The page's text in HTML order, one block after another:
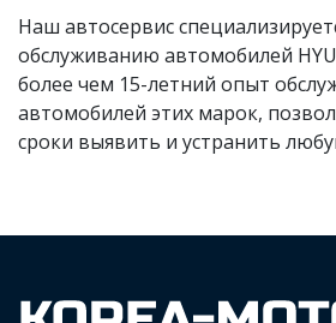
Наш автосервис
обслуживанию автомобилей
более чем 15-летний опыт
автомобилей этих марок,
сроки выявить и устранить